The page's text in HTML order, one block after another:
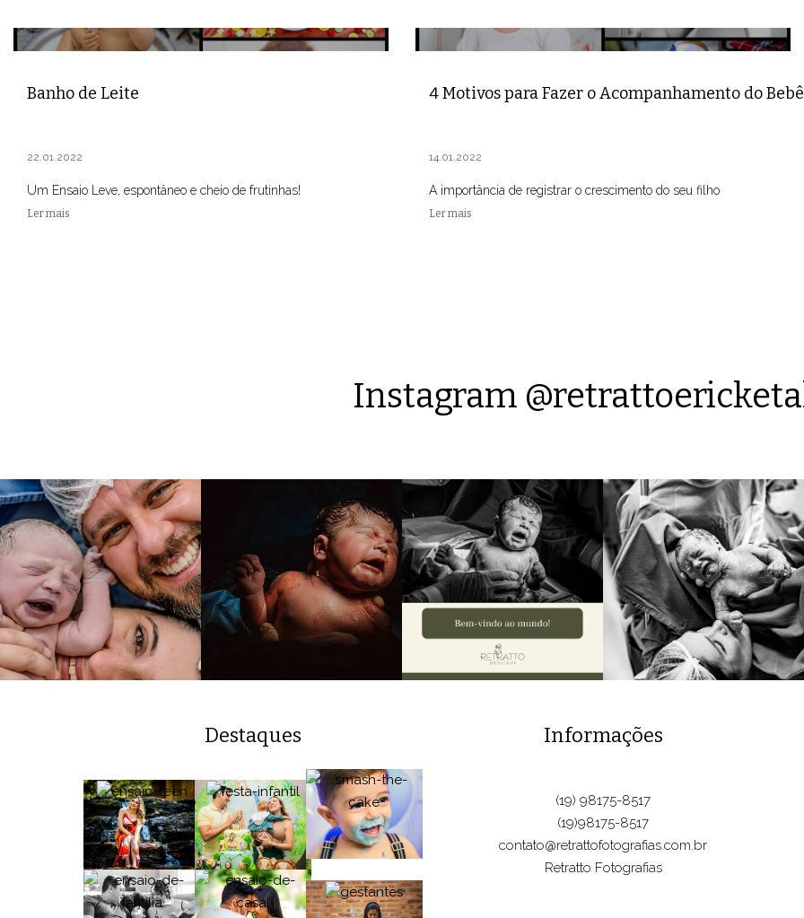
Banho de Leite
22.01.2022
Um Ensaio Leve, espontâneo e cheio de frutinhas!
Ler mais
4 Motivos para Fazer o Acompanhamento do Bebê
14.01.2022
A importância de registrar o crescimento do seu filho
Ler mais
Instagram
Destaques Informações
(19) 98175-8517
(19)98175-8517
contato@retrattofotografias.com.br
Retratto Fotografias